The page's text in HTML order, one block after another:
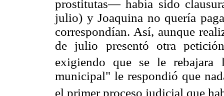
prostitutas— había sido
julio) y Joaquina no quería
correspondían. Así, aunque
de julio presentó otra
exigiendo que se le rebajara
municipal" le respondió que
el primer proceso judicial que